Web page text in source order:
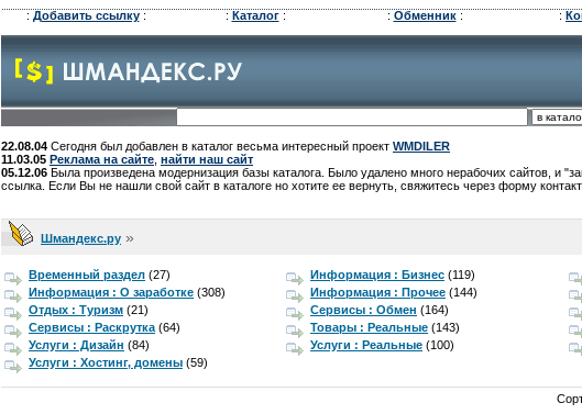
: Добавить ссылку: : Каталог: : Обменник: :
22.08.04 Сегодня был добавлен в каталог весьма интересный проект WMDILER
11.03.05 Реклама на сайте найти наш сайт
05.12.06 Была произведена модернизация базы каталога. Было удалено много нерабочих сайтов, и
ссылка. Если Вы не нашли свой сайт в каталоге но хотите ее вернуть, свяжитесь через форму
Шмандекс.ру »
Временный раздел (27) Информация : Бизнес (119)
Информация : О заработке (308) Информация : Прочее (144)
Отдых : Туризм (21) Сервисы : Обмен (164)
Сервисы : Раскрутка (64) Товары : Реальные (143)
Услуги : Дизайн (84) Услуги : Реальные (100)
Услуги : Хостинг, домены (59)